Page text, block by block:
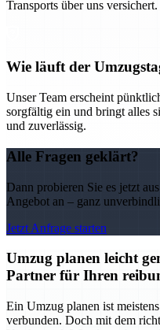
Transports über uns versichert.
Wie läuft der
Unser Team erscheint
sorgfältig ein und bringt alles
und zuverlässig.
Alle Fragen geklärt?
Dann probieren Sie es jetzt
Angebot an – ganz
Jetzt Anfrage starten
Umzug planen leicht
Partner für Ihren
Ein Umzug planen ist
verbunden. Doch mit dem